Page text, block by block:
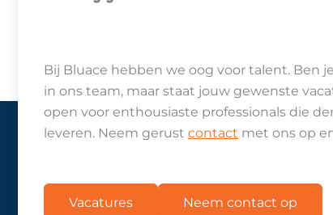
Bij Bluace hebben we oog voor talent. Ben
in ons team, maar staat jouw gewenste
open voor enthousiaste professionals die
leveren. Neem gerust contact met ons op
Vacatures Neem contact op